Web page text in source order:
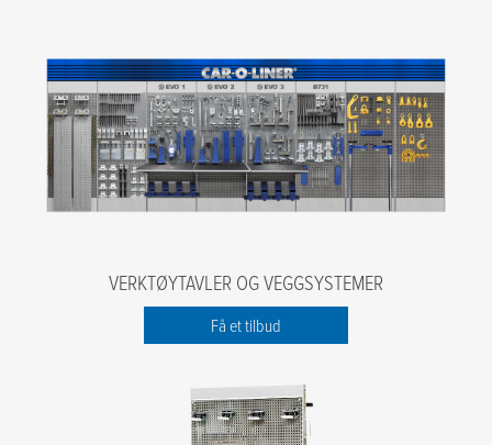
VERKTØYTAVLER OG VEGGSYSTEMER
Få et tilbud